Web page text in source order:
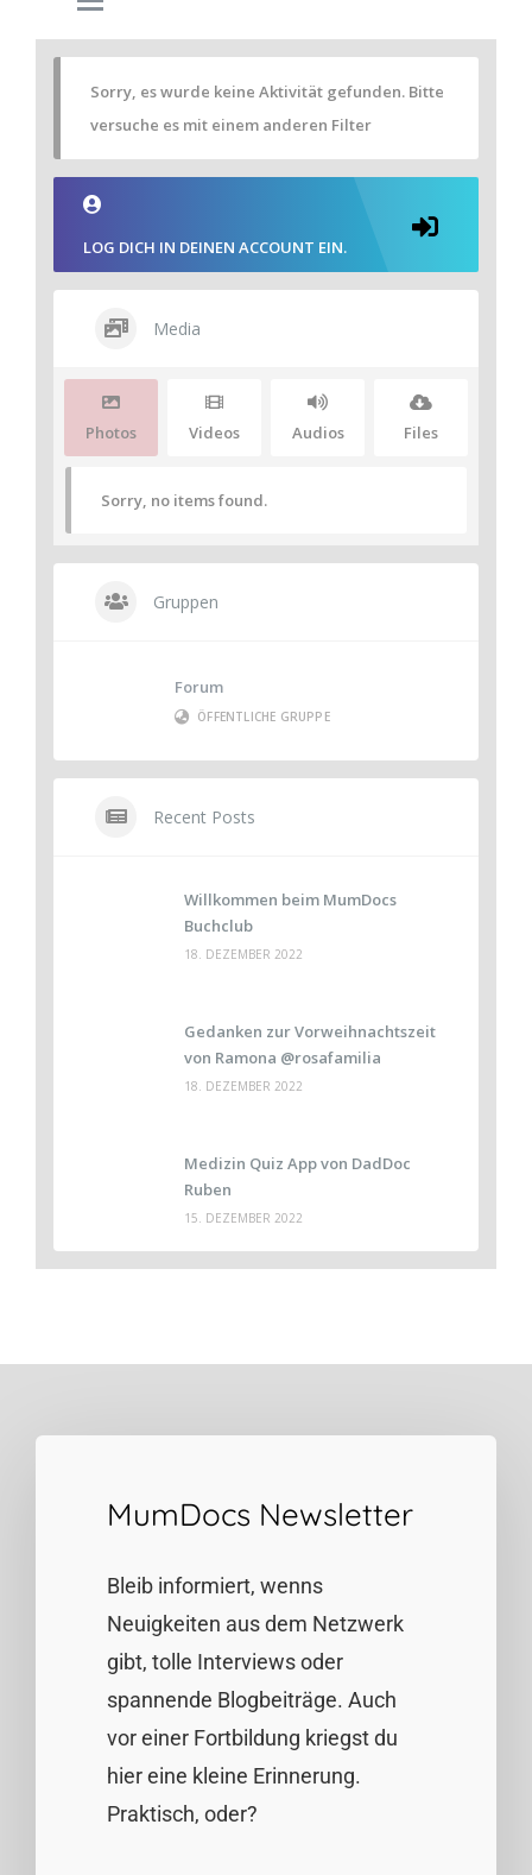
Sorry, es wurde keine Aktivität gefunden. Bitte
versuche es mit einem anderen Filter
LOG DICH IN DEINEN ACCOUNT EIN.
Media
Photos Videos Audios Files
Sorry, no items found.
Gruppen
Forum
ÖFFENTLICHE GRUPPE
Recent Posts
Willkommen beim MumDocs
Buchclub
18. DEZEMBER 2022
Gedanken zur Vorweihnachtszeit
von Ramona @rosafamilia
18. DEZEMBER 2022
Medizin Quiz App von DadDoc
Ruben
15. DEZEMBER 2022
MumDocs Newsletter
Bleib informiert, wenns
Neuigkeiten aus dem Netzwerk
gibt, tolle Interviews oder
spannende Blogbeiträge. Auch
vor einer Fortbildung kriegst du
hier eine kleine Erinnerung.
Praktisch, oder?